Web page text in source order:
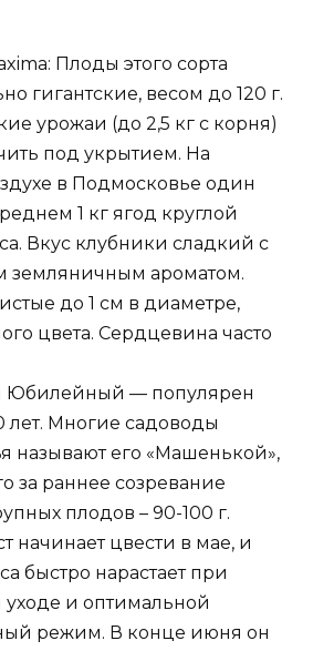
Плоды этого сорта
гигантские, весом до 120 г.
урожаи (до 2,5 кг с корня)
под укрытием. На
в Подмосковье один
1 кг ягод круглой
Вкус клубники сладкий с
земляничным ароматом.
до 1 см в диаметре,
цвета. Сердцевина часто
Юбилейный — популярен
лет. Многие садоводы
называют его «Машенькой»,
за раннее созревание
плодов – 90-100 г.
начинает цвести в мае, и
быстро нарастает при
и оптимальной
режим. В конце июня он